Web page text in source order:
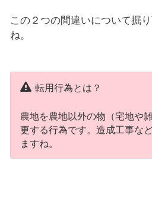
この２つの間違いについて掘
ね。
転用行為とは？
農地を農地以外の物（宅地や
更する行為です。造成工事な
ますね。